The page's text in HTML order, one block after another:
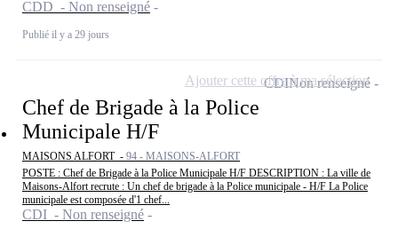
CDD - Non renseigné
Publié il y a 29 jours
Chef de Brigade à la Police
Municipale H/F
MAISONS ALFORT - 94 - MAISONS-ALFORT
POSTE : Chef de Brigade à la Police Municipale H/F DESCRIPTION : La ville de
Maisons-Alfort recrute : Un chef de brigade à la Police municipale - H/F La Police
municipale est composée d'1 chef...
CDI - Non renseigné
CDINon renseigné
Ajouter cette offre à ma sélection